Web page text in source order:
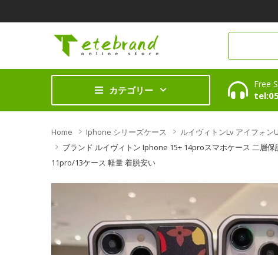
カテゴリー
Free
Home Iphone シリーズケース
ルイヴィトンlv アイフォン
ブランド ルイヴィトン Iphone 15+ 14proスマホケース 二層
11pro/13ケース 軽量 着脱安い